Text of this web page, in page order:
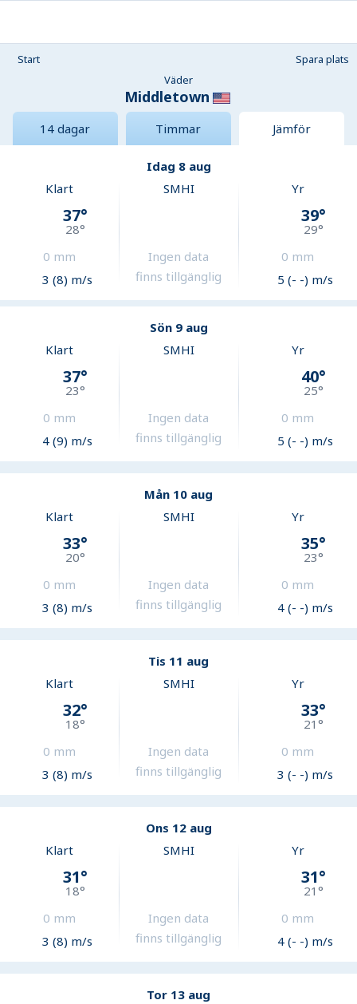
Start
Spara plats
Väder
Middletown
14 dagar Timmar Jämför
Idag 8 aug
Klart
37°
28°
0 mm
3 (8) m/s
SMHI
Ingen data
finns tillgänglig
Yr
39°
29°
0 mm
5 (- -) m/s
Sön 9 aug
Klart
37°
23°
0 mm
4 (9) m/s
SMHI
Ingen data
finns tillgänglig
Yr
40°
25°
0 mm
5 (- -) m/s
Mån 10 aug
Klart
33°
20°
0 mm
3 (8) m/s
SMHI
Ingen data
finns tillgänglig
Yr
35°
23°
0 mm
4 (- -) m/s
Tis 11 aug
Klart
32°
18°
0 mm
3 (8) m/s
SMHI
Ingen data
finns tillgänglig
Yr
33°
21°
0 mm
3 (- -) m/s
Ons 12 aug
Klart
31°
18°
0 mm
3 (8) m/s
SMHI
Ingen data
finns tillgänglig
Yr
31°
21°
0 mm
4 (- -) m/s
Tor 13 aug